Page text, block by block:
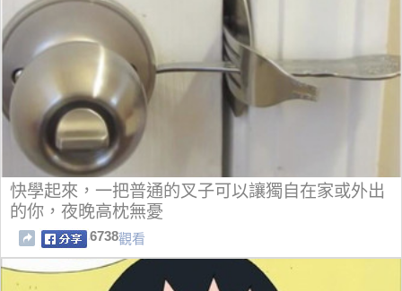
快學起來，一把普通的叉子可以讓獨自在家或外出
的你，夜晚高枕無憂
6738觀看